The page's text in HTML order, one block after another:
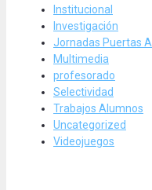
Institucional
Investigación
Jornadas Puertas
Multimedia
profesorado
Selectividad
Trabajos Alumnos
Uncategorized
Videojuegos